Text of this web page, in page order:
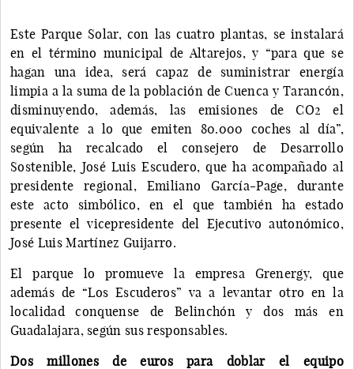
Este Parque Solar, con las cuatro plantas, se instalará
en el término municipal de Altarejos, y “para que se
hagan una idea, será capaz de suministrar energía
limpia a la suma de la población de Cuenca y Tarancón,
disminuyendo, además, las emisiones de CO2 el
equivalente a lo que emiten 80.000 coches al día”,
según ha recalcado el consejero de Desarrollo
Sostenible, José Luis Escudero, que ha acompañado al
presidente regional, Emiliano García-Page, durante
este acto simbólico, en el que también ha estado
presente el vicepresidente del Ejecutivo autonómico,
José Luis Martínez Guijarro.
El parque lo promueve la empresa Grenergy, que
además de “Los Escuderos” va a levantar otro en la
localidad conquense de Belinchón y dos más en
Guadalajara, según sus responsables.
Dos millones de euros para doblar el equipo